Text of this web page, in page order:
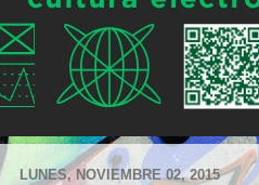
LUNES, NOVIEMBRE 02, 2015